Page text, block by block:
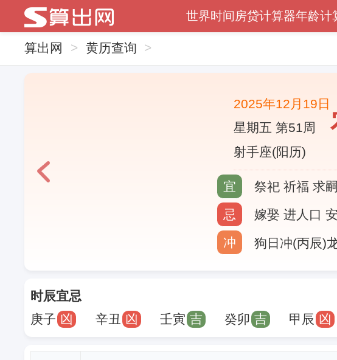
世界时间 房贷计算器年龄计
算出网 > 黄历查询 >
2025年12月19日
星期五 第51周
射手座(阳历)
宜
祭祀 祈福 求
忌
嫁娶 进人口
冲
狗日冲(丙辰)
时辰宜忌
庚子 凶 辛丑 凶 壬寅 吉 癸卯 吉 甲辰 凶